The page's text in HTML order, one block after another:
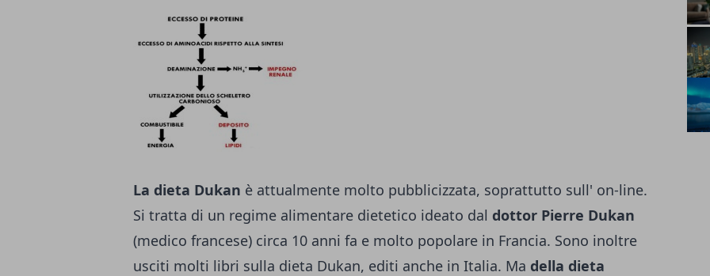
La dieta Dukan è attualmente molto pubblicizzata, soprattutto sull' on-line.
Si tratta di un regime alimentare dietetico ideato dal dottor Pierre Dukan
(medico francese) circa 10 anni fa e molto popolare in Francia. Sono inoltre
usciti molti libri sulla dieta Dukan, editi anche in Italia. Ma della dieta